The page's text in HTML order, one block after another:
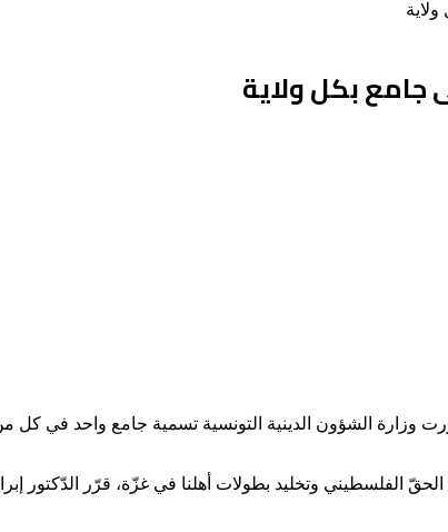
جامع بكل ولاية
الشؤون الدينية التونسية تسمية جامع واحد في كل من
الفلسطيني وتخليد بطولات أهلنا في غزّة، قرّر الدّكتور